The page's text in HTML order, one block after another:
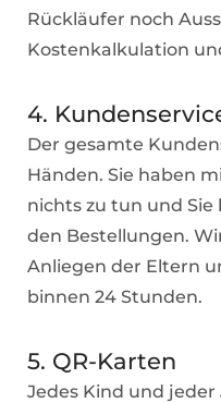
Rückläufer noch
Kostenkalkulation
4.
Der gesamte
Händen. Sie haben
nichts zu tun und
den Bestellungen.
Anliegen der Eltern
binnen 24 Stunden.
5. QR-Karten
Jedes Kind und